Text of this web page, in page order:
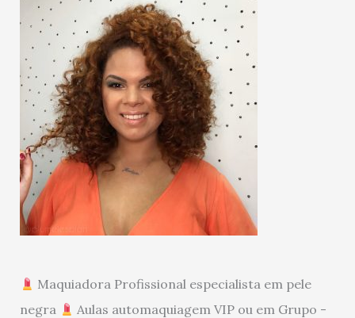
Maquiadora Profissional especialista em pele
negra
Aulas automaquiagem VIP ou em Grupo -